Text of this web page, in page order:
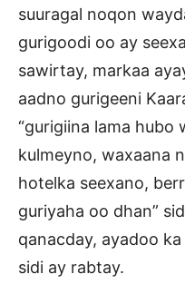
suuragal noqon
gurigoodi oo ay
sawirtay, markaa
aadno gurigeeni
“gurigiina lama hubo
kulmeyno, waxaana
hotelka seexano,
guriyaha oo dhan”
qanacday, ayadoo
sidi ay rabtay.